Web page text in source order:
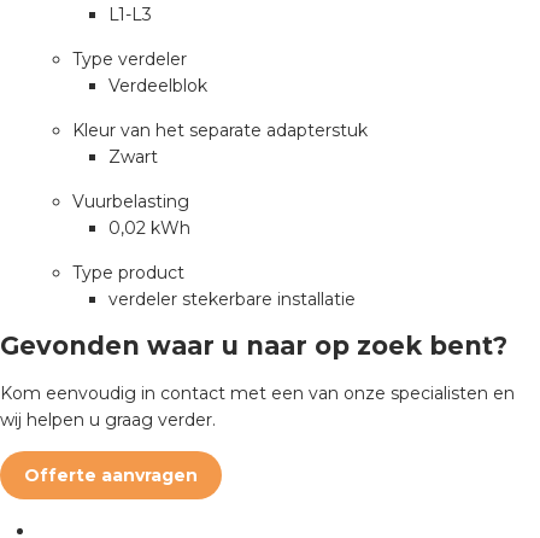
L1-L3
Type verdeler
Verdeelblok
Kleur van het separate adapterstuk
Zwart
Vuurbelasting
0,02 kWh
Type product
verdeler stekerbare installatie
Gevonden waar u naar op zoek bent?
Kom eenvoudig in contact met een van onze specialisten en
wij helpen u graag verder.
Offerte aanvragen